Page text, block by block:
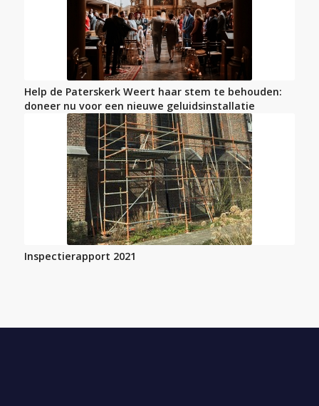
Help de Paterskerk Weert haar stem te behouden:
doneer nu voor een nieuwe geluidsinstallatie
Inspectierapport 2021